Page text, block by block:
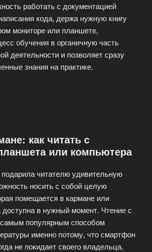
работать с документацией
кода, держа нужную книгу
мониторе или планшете,
обучения в органичную часть
деятельности и позволяет сразу
знания на практике.
как читать с
или компьютера
читателю удивительную
носить с собой целую
помещается в кармане или
доступна в нужный момент. Чтение с
популярным способом
именно потому, что смартфон
не покидает своего владельца,